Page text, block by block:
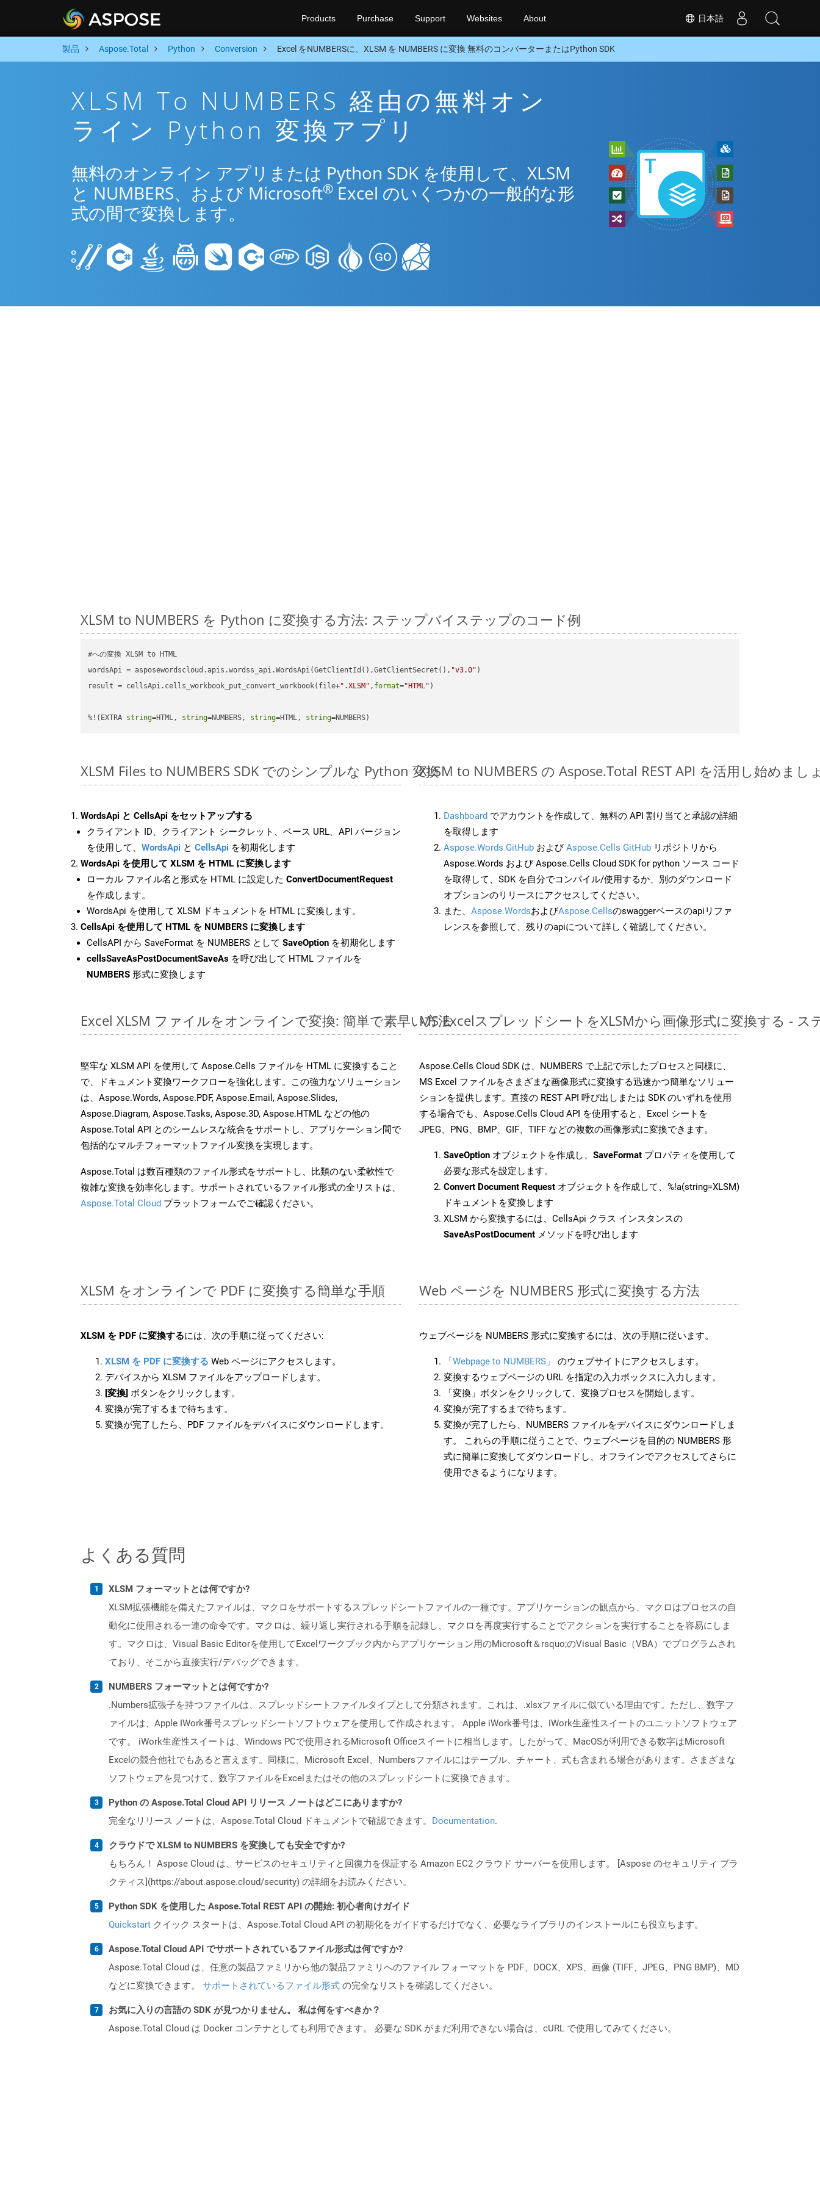
日本語
Products Purchase Support Websites About
製品 Aspose.Total Python Conversion Excel をNUMBERSに、XLSM を NUMBERS に変換 無料のコンバーターまたはPython SDK
XLSM To NUMBERS 経由の無料オン
ライン Python 変換アプリ
無料のオンライン アプリまたは Python SDK を使用して、XLSM
と NUMBERS、および Microsoft® Excel のいくつかの一般的な形
式の間で変換します。
XLSM to NUMBERS を Python に変換する方法: ステップバイステップのコード例
#への変換 XLSM to HTML
wordsApi = asposewordscloud.apis.wordss_api.WordsApi(GetClientId(),GetClientSecret(), "v3.0" )
result = cellsApi.cells_workbook_put_convert_workbook(file+".XLSM" , format="HTML" )
%!(EXTRA string=HTML, string=NUMBERS, string=HTML, string=NUMBERS)
XLSM Files to NUMBERS SDK でのシンプルな Python 変換
WordsApi と CellsApi をセットアップする
クライアント ID、クライアント シークレット、ベース URL、API バージョン
を使用して、 WordsApi と CellsApi を初期化します
WordsApi を使用して XLSM を HTML に変換します
ローカル ファイル名と形式を HTML に設定した ConvertDocumentRequest
を作成します。
WordsApi を使用して XLSM ドキュメントを HTML に変換します。
CellsApi を使用して HTML を NUMBERS に変換します
CellsAPI から SaveFormat を NUMBERS として SaveOption を初期化します
cellsSaveAsPostDocumentSaveAs を呼び出して HTML ファイルを
NUMBERS 形式に変換します
XLSM to NUMBERS の Aspose.Total REST API を活用し始めまし
Dashboard でアカウントを作成して、無料の API 割り当てと承認の詳細
を取得します
Aspose.Words GitHub およびAspose.Cells GitHub リポジトリから
Aspose.Words および Aspose.Cells Cloud SDK for python ソース コード
を取得して、SDK を自分でコンパイル/使用するか、別のダウンロード
オプションのリリースにアクセスしてください。
また、 Aspose.WordsおよびAspose.Cellsのswaggerベースのapiリファ
レンスを参照して、残りのapiについて詳しく確認してください。
Excel XLSM ファイルをオンラインで変換: 簡単で素早い方法
堅牢な XLSM API を使用して Aspose.Cells ファイルを HTML に変換すること
で、ドキュメント変換ワークフローを強化します。この強力なソリューション
は、Aspose.Words, Aspose.PDF, Aspose.Email, Aspose.Slides,
Aspose.Diagram, Aspose.Tasks, Aspose.3D, Aspose.HTML などの他の
Aspose.Total API とのシームレスな統合をサポートし、アプリケーション間で
包括的なマルチフォーマットファイル変換を実現します。
Aspose.Total は数百種類のファイル形式をサポートし、比類のない柔軟性で
複雑な変換を効率化します。サポートされているファイル形式の全リストは、
Aspose.Total Cloud プラットフォームでご確認ください。
MS ExcelスプレッドシートをXLSMから画像形式に変換する -
Aspose.Cells Cloud SDK は、NUMBERS で上記で示したプロセスと同様に、
MS Excel ファイルをさまざまな画像形式に変換する迅速かつ簡単なソリュー
ションを提供します。直接の REST API 呼び出しまたは SDK のいずれを使用
する場合でも、Aspose.Cells Cloud API を使用すると、Excel シートを
JPEG、PNG、BMP、GIF、TIFF などの複数の画像形式に変換できます。
SaveOption オブジェクトを作成し、 SaveFormat プロパティを使用して
必要な形式を設定します。
Convert Document Request オブジェクトを作成して、%!a(string=XLSM)
ドキュメントを変換します
XLSM から変換するには、CellsApi クラス インスタンスの
SaveAsPostDocument メソッドを呼び出します
XLSM をオンラインで PDF に変換する簡単な手順
XLSM を PDF に変換するには、次の手順に従ってください:
XLSM を PDF に変換する Web ページにアクセスします。
デバイスから XLSM ファイルをアップロードします。
[変換] ボタンをクリックします。
変換が完了するまで待ちます。
変換が完了したら、PDF ファイルをデバイスにダウンロードします。
Web ページを NUMBERS 形式に変換する方法
ウェブページを NUMBERS 形式に変換するには、次の手順に従います。
「Webpage to NUMBERS」
のウェブサイトにアクセスします。
変換するウェブページの URL を指定の入力ボックスに入力します。
「変換」ボタンをクリックして、変換プロセスを開始します。
変換が完了するまで待ちます。
変換が完了したら、NUMBERS ファイルをデバイスにダウンロードしま
す。 これらの手順に従うことで、ウェブページを目的の NUMBERS 形
式に簡単に変換してダウンロードし、オフラインでアクセスしてさらに
使用できるようになります。
よくある質問
XLSM フォーマットとは何ですか?
XLSM拡張機能を備えたファイルは、マクロをサポートするスプレッドシートファイルの一種です。アプリケーションの観点から、マクロはプロセスの自
動化に使用される一連の命令です。マクロは、繰り返し実行される手順を記録し、マクロを再度実行することでアクションを実行することを容易にしま
す。マクロは、Visual Basic Editorを使用してExcelワークブック内からアプリケーション用のMicrosoft＆rsquo;のVisual Basic（VBA）でプログラムされ
ており、そこから直接実行/デバッグできます。
NUMBERS フォーマットとは何ですか?
.Numbers拡張子を持つファイルは、スプレッドシートファイルタイプとして分類されます。これは、.xlsxファイルに似ている理由です。ただし、数字フ
ァイルは、Apple IWork番号スプレッドシートソフトウェアを使用して作成されます。 Apple iWork番号は、IWork生産性スイートのユニットソフトウェア
です。 iWork生産性スイートは、Windows PCで使用されるMicrosoft Officeスイートに相当します。したがって、MacOSが利用できる数字はMicrosoft
Excelの競合他社でもあると言えます。同様に、Microsoft Excel、Numbersファイルにはテーブル、チャート、式も含まれる場合があります。さまざまな
ソフトウェアを見つけて、数字ファイルをExcelまたはその他のスプレッドシートに変換できます。
Python の Aspose.Total Cloud API リリース ノートはどこにありますか?
完全なリリース ノートは、Aspose.Total Cloud ドキュメントで確認できます。 Documentation.
クラウドで XLSM to NUMBERS を変換しても安全ですか?
もちろん！ Aspose Cloud は、サービスのセキュリティと回復力を保証する Amazon EC2 クラウド サーバーを使用します。 [Aspose のセキュリティ プラ
クティス](https://about.aspose.cloud/security) の詳細をお読みください。
Python SDK を使用した Aspose.Total REST API の開始: 初心者向けガイド
Quickstart クイック スタートは、Aspose.Total Cloud API の初期化をガイドするだけでなく、必要なライブラリのインストールにも役立ちます。
Aspose.Total Cloud API でサポートされているファイル形式は何ですか?
Aspose.Total Cloud は、任意の製品ファミリから他の製品ファミリへのファイル フォーマットを PDF、DOCX、XPS、画像 (TIFF、JPEG、PNG BMP)、MD
などに変換できます。 サポートされているファイル形式 の完全なリストを確認してください。
お気に入りの言語の SDK が見つかりません。 私は何をすべきか？
Aspose.Total Cloud は Docker コンテナとしても利用できます。 必要な SDK がまだ利用できない場合は、cURL で使用してみてください。